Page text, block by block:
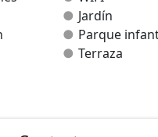
30€, doble 40€,
tercer niño con
ofertas contactando
Jardín
Parque
Terraza